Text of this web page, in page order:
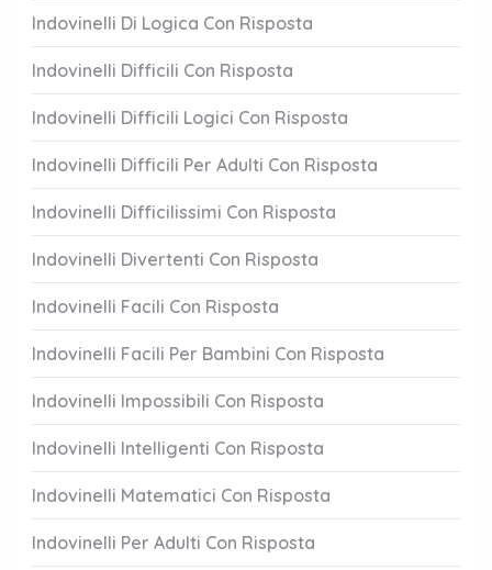
Indovinelli Di Logica Con Risposta
Indovinelli Difficili Con Risposta
Indovinelli Difficili Logici Con Risposta
Indovinelli Difficili Per Adulti Con Risposta
Indovinelli Difficilissimi Con Risposta
Indovinelli Divertenti Con Risposta
Indovinelli Facili Con Risposta
Indovinelli Facili Per Bambini Con Risposta
Indovinelli Impossibili Con Risposta
Indovinelli Intelligenti Con Risposta
Indovinelli Matematici Con Risposta
Indovinelli Per Adulti Con Risposta